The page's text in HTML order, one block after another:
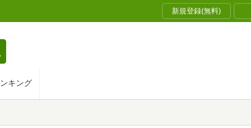
新規登録(無料)
キング